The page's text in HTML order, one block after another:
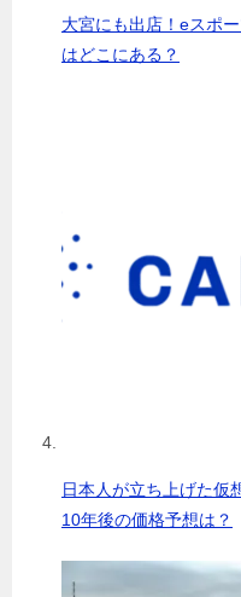
大宮にも出店！eスポ
はどこにある？
日本人が立ち上げた仮
10年後の価格予想は？